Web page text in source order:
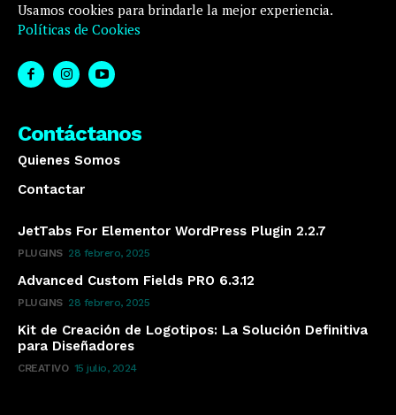
Usamos cookies para brindarle la mejor experiencia.
Políticas de Cookies
Contáctanos
Quienes Somos
Contactar
JetTabs For Elementor WordPress Plugin 2.2.7
PLUGINS 28 febrero, 2025
Advanced Custom Fields PRO 6.3.12
PLUGINS 28 febrero, 2025
Kit de Creación de Logotipos: La Solución Definitiva
para Diseñadores
CREATIVO 15 julio, 2024